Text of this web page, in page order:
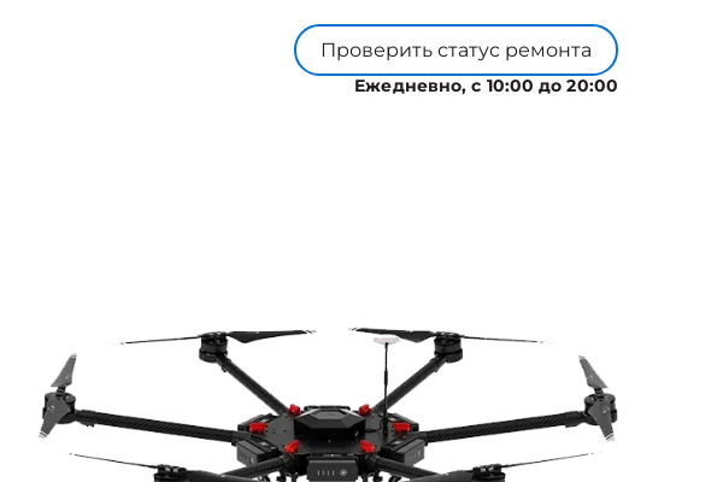
Проверить статус ремонта
Ежедневно, с 10:00 до 20:00